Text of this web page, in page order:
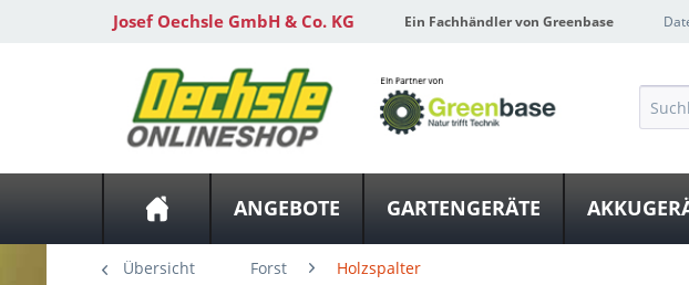
Josef Oechsle GmbH & Co. KG Ein Fachhändler von Greenbase
ANGEBOTE GARTENGERÄTE
Übersicht Forst Holzspalter